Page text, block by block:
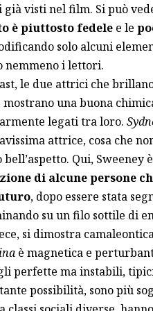
visti nel film. Si può
è piuttosto fedelee le
solo alcuni
nemmeno i lettori.
le due attrici che
mostrano una buona
legati tra loro.
attrice, cosa che
Qui,
di alcune persone
, dopo essere stata
su un filo sottile di
si dimostra
è magnetica e
perfette ma instabili,
possibilità, sono più